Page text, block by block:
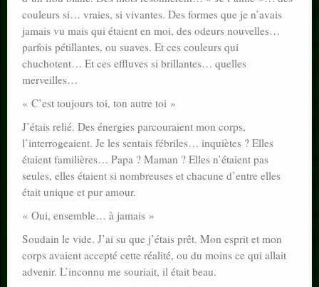
couleurs si… vraies, si vivantes. Des formes que je n’avais
jamais vu mais qui étaient en moi, des odeurs nouvelles…
parfois pétillantes, ou suaves. Et ces couleurs qui
chuchotent… Et ces effluves si brillantes… quelles
merveilles…
« C’est toujours toi, ton autre toi »
J’étais relié. Des énergies parcouraient mon corps,
l’interrogeaient. Je les sentais fébriles… inquiètes ? Elles
étaient familières… Papa ? Maman ? Elles n’étaient pas
seules, elles étaient si nombreuses et chacune d’entre elles
était unique et pur amour.
« Oui, ensemble… à jamais »
Soudain le vide. J’ai su que j’étais prêt. Mon esprit et mon
corps avaient accepté cette réalité, ou du moins ce qui allait
advenir. L’inconnu me souriait, il était beau.